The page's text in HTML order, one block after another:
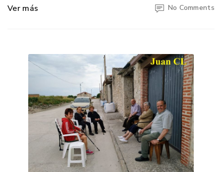
Ver más No Comments